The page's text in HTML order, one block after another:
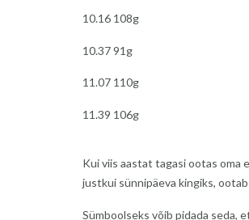
10.16 108g
10.37 91g
11.07 110g
11.39 106g
Kui viis aastat tagasi ootas oma
justkui sünnipäeva kingiks,
Sümboolseks võib pidada seda,